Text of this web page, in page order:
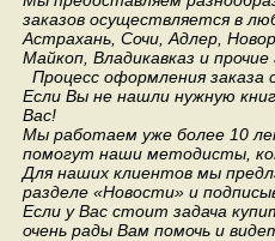
заказов осуществляется в
Астрахань, Сочи, Адлер,
Майкоп, Владикавказ и
Процесс оформления
Если Вы не нашли нужную
Вас!
Мы работаем уже более 10
помогут наши методисты,
Для наших клиентов мы
разделе «Новости» и
Если у Вас стоит задача
очень рады Вам помочь и